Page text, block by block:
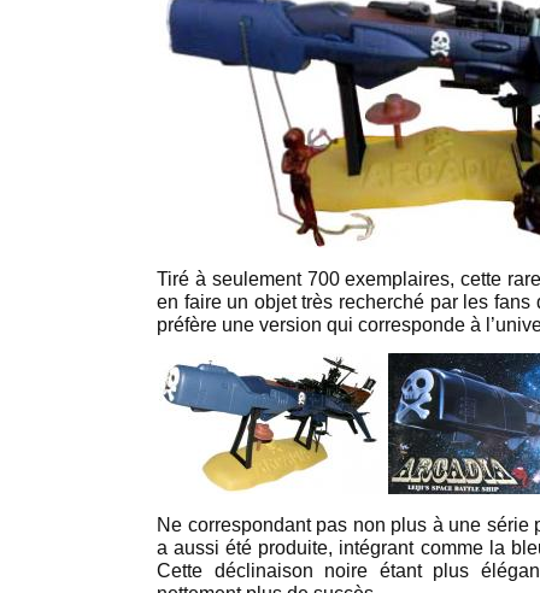
Tiré à seulement 700 exemplaires, cette
en faire un objet très recherché par les fans
préfère une version qui corresponde à
Ne correspondant pas non plus à une série
a aussi été produite, intégrant comme la
Cette déclinaison noire étant plus